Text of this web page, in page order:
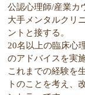
公認心理師/産業カ
大手メンタルクリ
ントと接する。
20名以上の臨床心
のアドバイスを実
これまでの経験を
トのことを考え、